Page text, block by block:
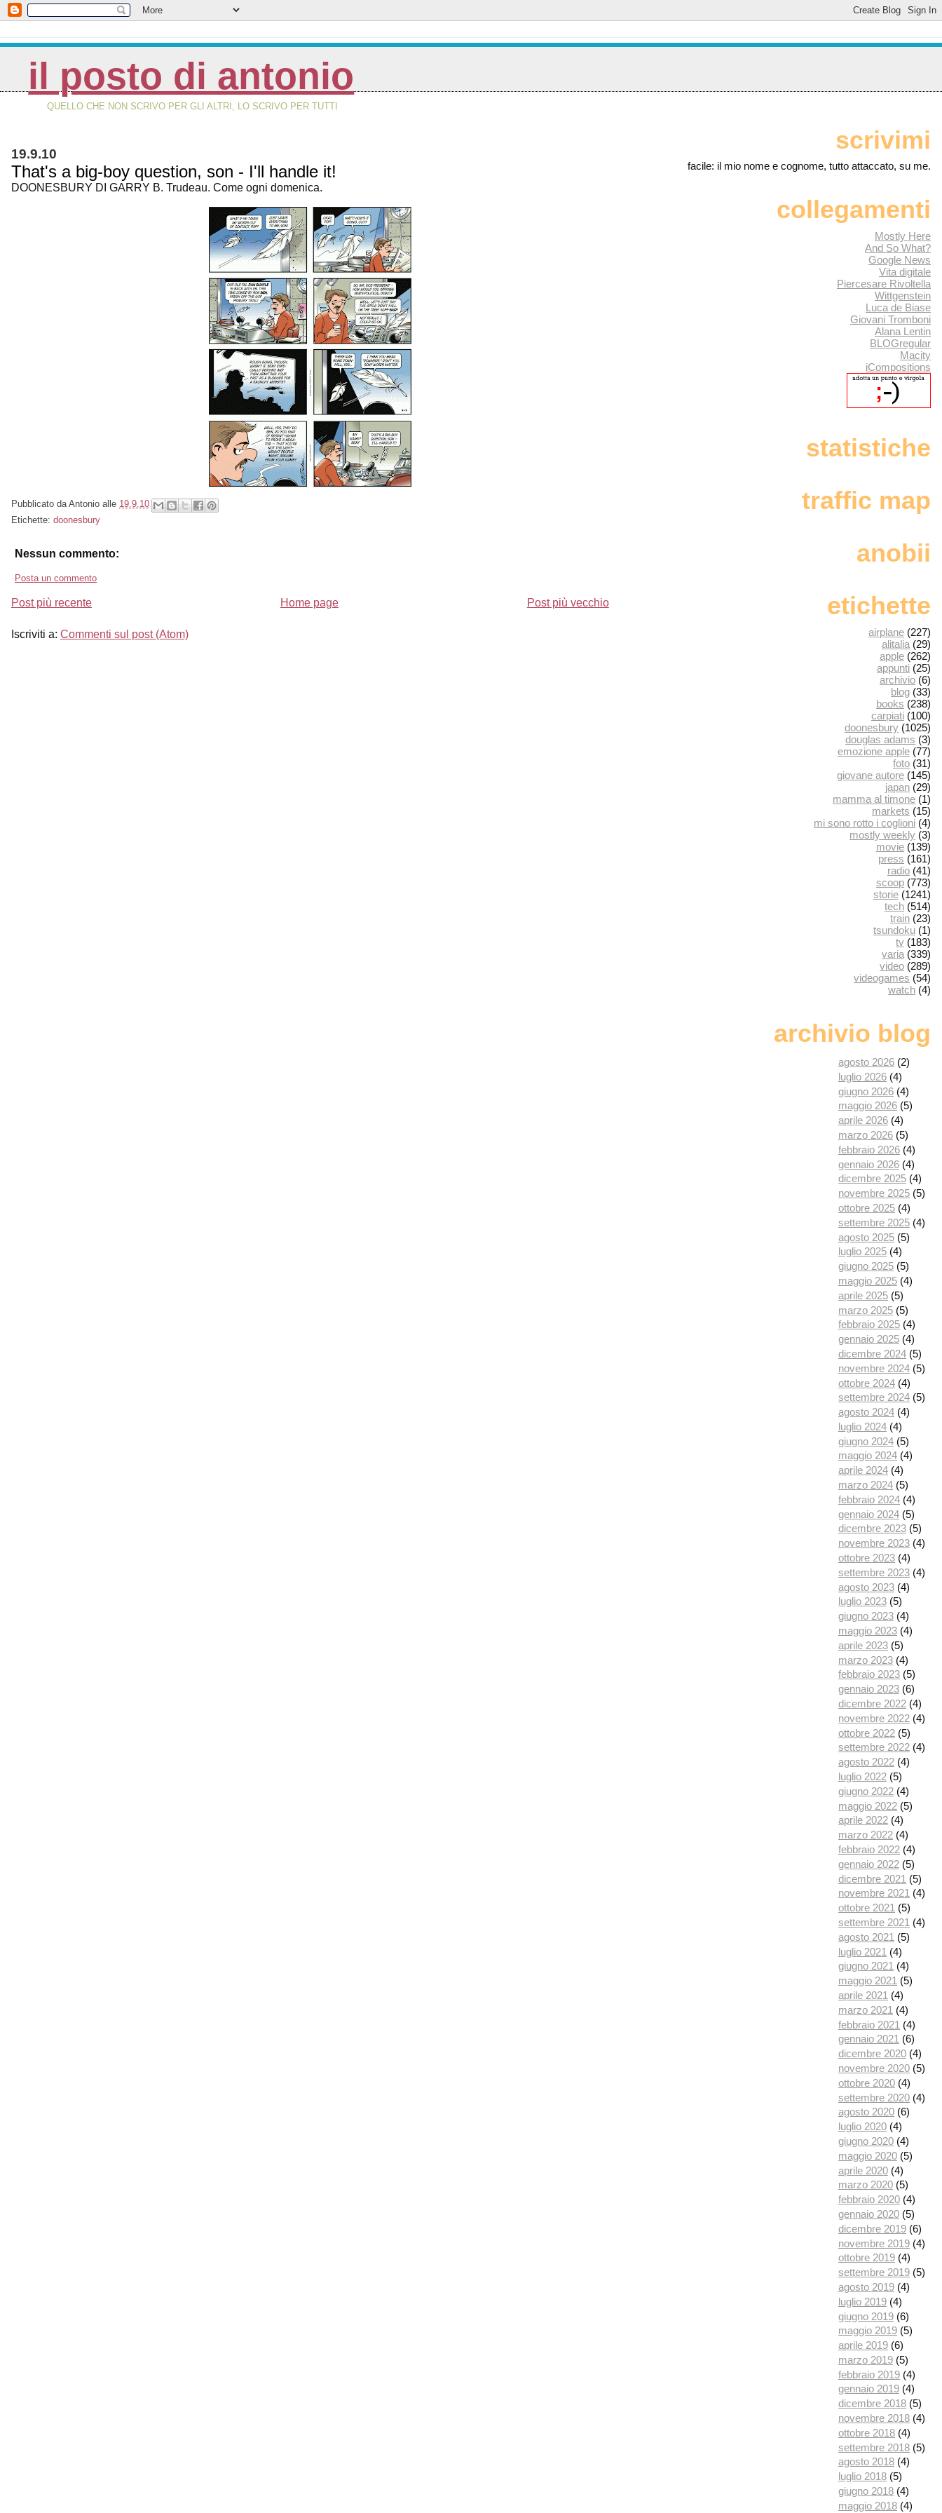
il posto di antonio
QUELLO CHE NON SCRIVO PER GLI ALTRI, LO SCRIVO PER TUTTI
19.9.10
That's a big-boy question, son - I'll handle it!
DOONESBURY DI GARRY B. Trudeau. Come ogni domenica.
Pubblicato da Antonio alle 19.9.10
Etichette: doonesbury
Nessun commento:
Posta un commento
Post più recente Post più vecchio
Home page
Iscriviti a: Commenti sul post (Atom)
scrivimi
facile: il mio nome e cognome, tutto attaccato, su me.
collegamenti
Mostly Here
And So What?
Google News
Vita digitale
Piercesare Rivoltella
Wittgenstein
Luca de Biase
Giovani Tromboni
Alana Lentin
BLOGregular
Macity
iCompositions
statistiche
traffic map
anobii
etichette
airplane (227)
alitalia (29)
apple (262)
appunti (25)
archivio (6)
blog (33)
books (238)
carpiati (100)
doonesbury (1025)
douglas adams (3)
emozione apple (77)
foto (31)
giovane autore (145)
japan (29)
mamma al timone (1)
markets (15)
mi sono rotto i coglioni (4)
mostly weekly (3)
movie (139)
press (161)
radio (41)
scoop (773)
storie (1241)
tech (514)
train (23)
tsundoku (1)
tv (183)
varia (339)
video (289)
videogames (54)
watch (4)
archivio blog
agosto 2026 (2)
luglio 2026 (4)
giugno 2026 (4)
maggio 2026 (5)
aprile 2026 (4)
marzo 2026 (5)
febbraio 2026 (4)
gennaio 2026 (4)
dicembre 2025 (4)
novembre 2025 (5)
ottobre 2025 (4)
settembre 2025 (4)
agosto 2025 (5)
luglio 2025 (4)
giugno 2025 (5)
maggio 2025 (4)
aprile 2025 (5)
marzo 2025 (5)
febbraio 2025 (4)
gennaio 2025 (4)
dicembre 2024 (5)
novembre 2024 (5)
ottobre 2024 (4)
settembre 2024 (5)
agosto 2024 (4)
luglio 2024 (4)
giugno 2024 (5)
maggio 2024 (4)
aprile 2024 (4)
marzo 2024 (5)
febbraio 2024 (4)
gennaio 2024 (5)
dicembre 2023 (5)
novembre 2023 (4)
ottobre 2023 (4)
settembre 2023 (4)
agosto 2023 (4)
luglio 2023 (5)
giugno 2023 (4)
maggio 2023 (4)
aprile 2023 (5)
marzo 2023 (4)
febbraio 2023 (5)
gennaio 2023 (6)
dicembre 2022 (4)
novembre 2022 (4)
ottobre 2022 (5)
settembre 2022 (4)
agosto 2022 (4)
luglio 2022 (5)
giugno 2022 (4)
maggio 2022 (5)
aprile 2022 (4)
marzo 2022 (4)
febbraio 2022 (4)
gennaio 2022 (5)
dicembre 2021 (5)
novembre 2021 (4)
ottobre 2021 (5)
settembre 2021 (4)
agosto 2021 (5)
luglio 2021 (4)
giugno 2021 (4)
maggio 2021 (5)
aprile 2021 (4)
marzo 2021 (4)
febbraio 2021 (4)
gennaio 2021 (6)
dicembre 2020 (4)
novembre 2020 (5)
ottobre 2020 (4)
settembre 2020 (4)
agosto 2020 (6)
luglio 2020 (4)
giugno 2020 (4)
maggio 2020 (5)
aprile 2020 (4)
marzo 2020 (5)
febbraio 2020 (4)
gennaio 2020 (5)
dicembre 2019 (6)
novembre 2019 (4)
ottobre 2019 (4)
settembre 2019 (5)
agosto 2019 (4)
luglio 2019 (4)
giugno 2019 (6)
maggio 2019 (5)
aprile 2019 (6)
marzo 2019 (5)
febbraio 2019 (4)
gennaio 2019 (4)
dicembre 2018 (5)
novembre 2018 (4)
ottobre 2018 (4)
settembre 2018 (5)
agosto 2018 (4)
luglio 2018 (5)
giugno 2018 (4)
maggio 2018 (4)